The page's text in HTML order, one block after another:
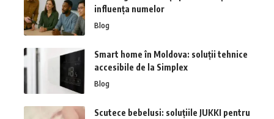
influența numelor
Blog
Smart home în Moldova: soluții tehnice
accesibile de la Simplex
Blog
Scutece bebelusi: soluțiile JUKKI pentru